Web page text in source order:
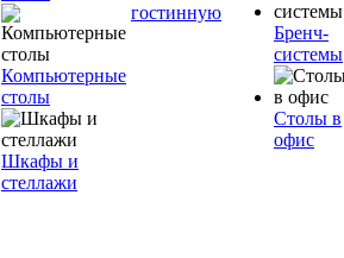
Компьютерные
столы
Шкафы и
стеллажи
гостинную
Бренч-
системы
Столы в
офис